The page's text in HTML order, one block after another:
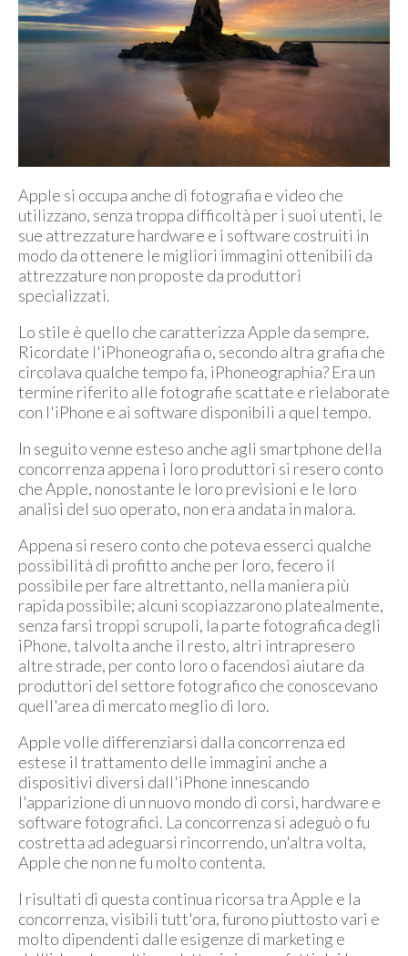
Apple si occupa anche di fotografia e video che
utilizzano, senza troppa difficoltà per i suoi utenti, le
sue attrezzature hardware e i software costruiti in
modo da ottenere le migliori immagini ottenibili da
attrezzature non proposte da produttori
specializzati.
Lo stile è quello che caratterizza Apple da sempre.
Ricordate l'iPhoneografia o, secondo altra grafia che
circolava qualche tempo fa, iPhoneographia? Era un
termine riferito alle fotografie scattate e rielaborate
con l'iPhone e ai software disponibili a quel tempo.
In seguito venne esteso anche agli smartphone della
concorrenza appena i loro produttori si resero conto
che Apple, nonostante le loro previsioni e le loro
analisi del suo operato, non era andata in malora.
Appena si resero conto che poteva esserci qualche
possibilità di profitto anche per loro, fecero il
possibile per fare altrettanto, nella maniera più
rapida possibile; alcuni scopiazzarono platealmente,
senza farsi troppi scrupoli, la parte fotografica degli
iPhone, talvolta anche il resto, altri intrapresero
altre strade, per conto loro o facendosi aiutare da
produttori del settore fotografico che conoscevano
quell'area di mercato meglio di loro.
Apple volle differenziarsi dalla concorrenza ed
estese il trattamento delle immagini anche a
dispositivi diversi dall'iPhone innescando
l'apparizione di un nuovo mondo di corsi, hardware e
software fotografici. La concorrenza si adeguò o fu
costretta ad adeguarsi rincorrendo, un'altra volta,
Apple che non ne fu molto contenta.
I risultati di questa continua ricorsa tra Apple e la
concorrenza, visibili tutt'ora, furono piuttosto vari e
molto dipendenti dalle esigenze di marketing e